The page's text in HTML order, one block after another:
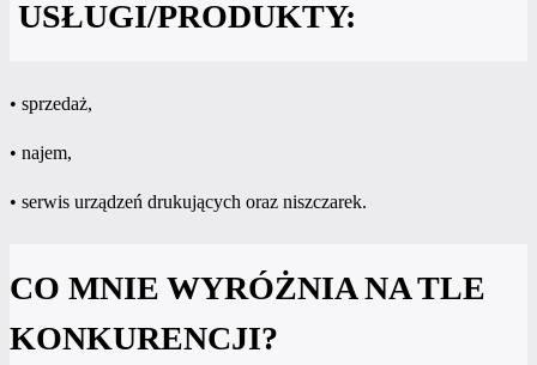
USŁUGI/PRODUKTY:
• sprzedaż,
• najem,
• serwis urządzeń drukujących oraz niszczarek.
CO MNIE WYRÓŻNIA NA TLE
KONKURENCJI?